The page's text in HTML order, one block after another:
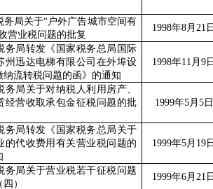
务局关于“户外广告城市空间有
营业税问题的批复
1998年8月 21
务局转发《国家税务总局国际
州迅达电梯有限公司在外埠设
纳流转税问题的函》的通知
1998年11 月 9
务局关于对纳税人利用房产、
经营收取承包金征税问题的批
1999年5月 5日
务局转发《国家税务总局关于
的代收费用有关营业税问题的
1999年5月 19
务局关于营业税若干征税问题
）
1999年6月 21